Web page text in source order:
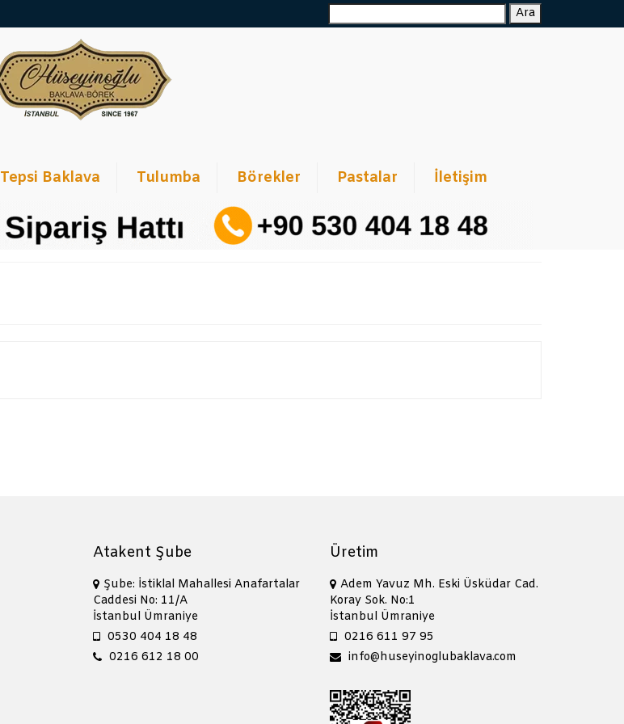
Ara: Ara
Tepsi Baklava Tulumba Börekler Pastalar İletişim
Atakent Şube
Şube: İstiklal Mahallesi Anafartalar
Caddesi No: 11/A
İstanbul Ümraniye
0530 404 18 48
0216 612 18 00
Üretim
Adem Yavuz Mh. Eski Üsküdar Cad.
Koray Sok. No:1
İstanbul Ümraniye
0216 611 97 95
info@huseyinoglubaklava.com